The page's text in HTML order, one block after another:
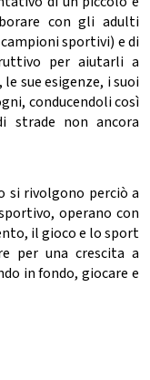
con gli adulti
sportivi) e di
per aiutarli a
sue esigenze, i suoi
conducendoli così
strade non ancora
si rivolgono perciò a
operano con
il gioco e lo sport
per una crescita a
in fondo, giocare e